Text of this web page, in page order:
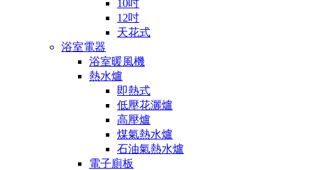
10吋
12吋
天花式
浴室電器
浴室暖風機
熱水爐
即熱式
低壓花灑爐
高壓爐
煤氣熱水爐
石油氣熱水爐
電子廁板